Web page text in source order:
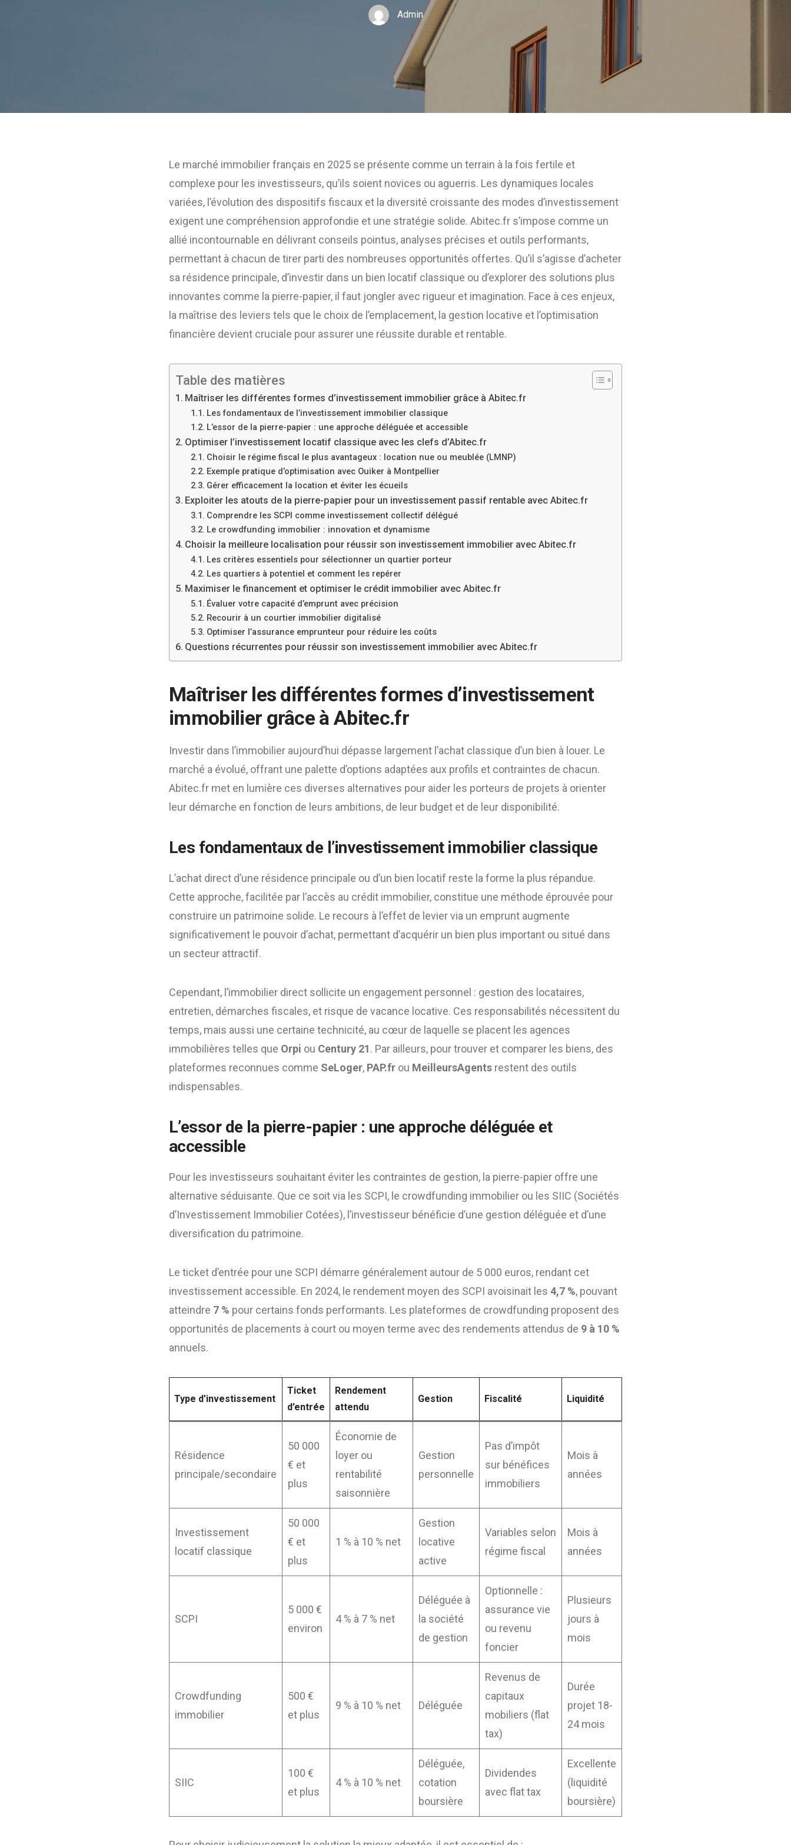
Admin
Le marché immobilier français en 2025 se présente comme un terrain à la fois fertile et
complexe pour les investisseurs, qu’ils soient novices ou aguerris. Les dynamiques locales
variées, l’évolution des dispositifs fiscaux et la diversité croissante des modes d’investissement
exigent une compréhension approfondie et une stratégie solide. Abitec.fr s’impose comme un
allié incontournable en délivrant conseils pointus, analyses précises et outils performants,
permettant à chacun de tirer parti des nombreuses opportunités offertes. Qu’il s’agisse d’acheter
sa résidence principale, d’investir dans un bien locatif classique ou d’explorer des solutions plus
innovantes comme la pierre-papier, il faut jongler avec rigueur et imagination. Face à ces enjeux,
la maîtrise des leviers tels que le choix de l’emplacement, la gestion locative et l’optimisation
financière devient cruciale pour assurer une réussite durable et rentable.
Table des matières
Maîtriser les différentes formes d’investissement immobilier grâce à Abitec.fr
Les fondamentaux de l’investissement immobilier classique
L’essor de la pierre-papier : une approche déléguée et accessible
Optimiser l’investissement locatif classique avec les clefs d’Abitec.fr
Choisir le régime fiscal le plus avantageux : location nue ou meublée (LMNP)
Exemple pratique d’optimisation avec Ouiker à Montpellier
Gérer efficacement la location et éviter les écueils
Exploiter les atouts de la pierre-papier pour un investissement passif rentable avec Abitec.fr
Comprendre les SCPI comme investissement collectif délégué
Le crowdfunding immobilier : innovation et dynamisme
Choisir la meilleure localisation pour réussir son investissement immobilier avec Abitec.fr
Les critères essentiels pour sélectionner un quartier porteur
Les quartiers à potentiel et comment les repérer
Maximiser le financement et optimiser le crédit immobilier avec Abitec.fr
Évaluer votre capacité d’emprunt avec précision
Recourir à un courtier immobilier digitalisé
Optimiser l’assurance emprunteur pour réduire les coûts
Questions récurrentes pour réussir son investissement immobilier avec Abitec.fr
Maîtriser les différentes formes d’investissement
immobilier grâce à Abitec.fr
Investir dans l’immobilier aujourd’hui dépasse largement l’achat classique d’un bien à louer. Le
marché a évolué, offrant une palette d’options adaptées aux profils et contraintes de chacun.
Abitec.fr met en lumière ces diverses alternatives pour aider les porteurs de projets à orienter
leur démarche en fonction de leurs ambitions, de leur budget et de leur disponibilité.
Les fondamentaux de l’investissement immobilier classique
L’achat direct d’une résidence principale ou d’un bien locatif reste la forme la plus répandue.
Cette approche, facilitée par l’accès au crédit immobilier, constitue une méthode éprouvée pour
construire un patrimoine solide. Le recours à l’effet de levier via un emprunt augmente
significativement le pouvoir d’achat, permettant d’acquérir un bien plus important ou situé dans
un secteur attractif.
Cependant, l’immobilier direct sollicite un engagement personnel : gestion des locataires,
entretien, démarches fiscales, et risque de vacance locative. Ces responsabilités nécessitent du
temps, mais aussi une certaine technicité, au cœur de laquelle se placent les agences
immobilières telles que Orpi ou Century 21. Par ailleurs, pour trouver et comparer les biens, des
plateformes reconnues comme SeLoger, PAP.fr ou MeilleursAgents restent des outils
indispensables.
L’essor de la pierre-papier : une approche déléguée et
accessible
Pour les investisseurs souhaitant éviter les contraintes de gestion, la pierre-papier offre une
alternative séduisante. Que ce soit via les SCPI, le crowdfunding immobilier ou les SIIC (Sociétés
d’Investissement Immobilier Cotées), l’investisseur bénéficie d’une gestion déléguée et d’une
diversification du patrimoine.
Le ticket d’entrée pour une SCPI démarre généralement autour de 5 000 euros, rendant cet
investissement accessible. En 2024, le rendement moyen des SCPI avoisinait les 4,7 %, pouvant
atteindre 7 % pour certains fonds performants. Les plateformes de crowdfunding proposent des
opportunités de placements à court ou moyen terme avec des rendements attendus de 9 à 10 %
annuels.
Type d’investissement
Ticket
d’entrée
Rendement
attendu
Gestion Fiscalité Liquidité
Résidence
principale/secondaire
50 000
€ et
plus
Économie de
loyer ou
rentabilité
saisonnière
Gestion
personnelle
Pas d’impôt
sur bénéfices
immobiliers
Mois à
années
Investissement
locatif classique
50 000
€ et
plus
1 % à 10 % net
Gestion
locative
active
Variables selon
régime fiscal
Mois à
années
SCPI
5 000 €
environ
4 % à 7 % net
Déléguée à
la société
de gestion
Optionnelle :
assurance vie
ou revenu
foncier
Plusieurs
jours à
mois
Crowdfunding
immobilier
500 €
et plus
9 % à 10 % net Déléguée
Revenus de
capitaux
mobiliers (flat
tax)
Durée
projet 18-
24 mois
SIIC
100 €
et plus
4 % à 10 % net
Déléguée,
cotation
boursière
Dividendes
avec flat tax
Excellente
(liquidité
boursière)